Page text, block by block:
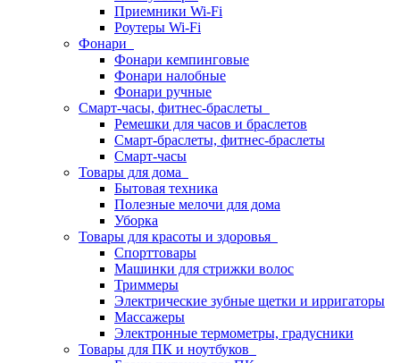
Приемники Wi-Fi
Роутеры Wi-Fi
Фонари
Фонари кемпинговые
Фонари налобные
Фонари ручные
Смарт-часы, фитнес-браслеты
Ремешки для часов и браслетов
Смарт-браслеты, фитнес-браслеты
Смарт-часы
Товары для дома
Бытовая техника
Полезные мелочи для дома
Уборка
Товары для красоты и здоровья
Спорттовары
Машинки для стрижки волос
Триммеры
Электрические зубные щетки и ирригаторы
Массажеры
Электронные термометры, градусники
Товары для ПК и ноутбуков